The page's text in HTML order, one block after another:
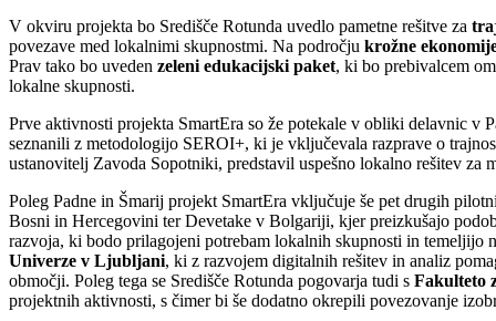
V okviru projekta bo Središče Rotunda uvedlo pametne rešitve za
povezave med lokalnimi skupnostmi. Na področju krožne
Prav tako bo uveden zeleni edukacijski paket, ki bo prebivalcem
lokalne skupnosti.
Prve aktivnosti projekta SmartEra so že potekale v obliki delavnic v
seznanili z metodologijo SEROI+, ki je vključevala razprave o
ustanovitelj Zavoda Sopotniki, predstavil uspešno lokalno rešitev za
Poleg Padne in Šmarij projekt SmartEra vključuje še pet drugih
Bosni in Hercegovini ter Devetake v Bolgariji, kjer preizkušajo
razvoja, ki bodo prilagojeni potrebam lokalnih skupnosti in temeljijo
Univerze v Ljubljani, ki z razvojem digitalnih rešitev in analiz
območji. Poleg tega se Središče Rotunda pogovarja tudi s Fakulteto
projektnih aktivnosti, s čimer bi še dodatno okrepili povezovanje